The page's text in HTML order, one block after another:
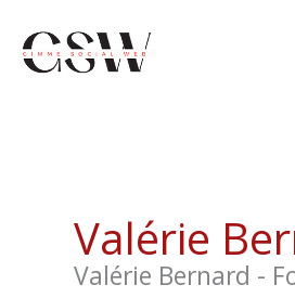
principal
contenu
Valérie
Valérie Bernard -